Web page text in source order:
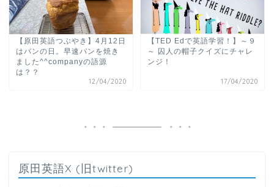
【原田英語つぶやき】4月12日
はパンの日。早速パンを焼き
ました^^companyの語源
は？？
12/04/2020
【TED Edで英語学習！】～９
～ 囚人の帽子クイズにチャレ
ンジ！
17/04/2020
原田英語X (旧twitter)